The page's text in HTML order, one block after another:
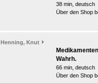
38 min, deutsch
Über den Shop
Henning, Knut
Wahrh.
66 min, deutsch
Über den Shop